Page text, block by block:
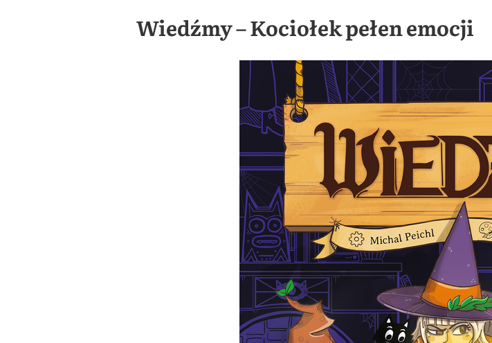
Wiedźmy – Kociołek pełen emocji